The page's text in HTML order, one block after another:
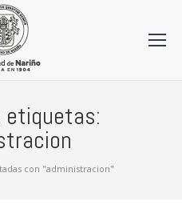
etiquetas:
con "administracion"